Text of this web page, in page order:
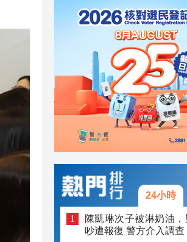
22:33
24小時
陳凱琳次子被淋奶油
吵遭報復 警方介入調查